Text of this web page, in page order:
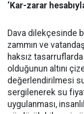
‘Kar-zarar
Dava dilekçesinde
zammın ve
haksız tasarruflarda
olduğunun altını
değerlendirilmesi
sergilenerek su
uygulanması,